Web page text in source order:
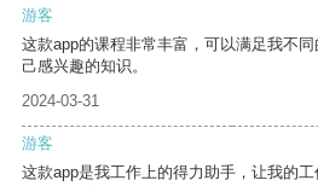
游客
这款app的课程非常丰富，可以满足我不
己感兴趣的知识。
2024-03-31
游客
这款app是我工作上的得力助手，让我的